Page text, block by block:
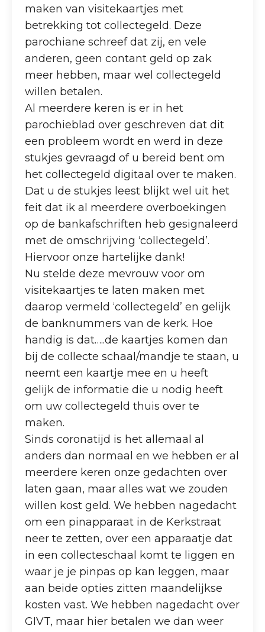
maken van visitekaartjes met
betrekking tot collectegeld. Deze
parochiane schreef dat zij, en vele
anderen, geen contant geld op zak
meer hebben, maar wel collectegeld
willen betalen.
Al meerdere keren is er in het
parochieblad over geschreven dat dit
een probleem wordt en werd in deze
stukjes gevraagd of u bereid bent om
het collectegeld digitaal over te maken.
Dat u de stukjes leest blijkt wel uit het
feit dat ik al meerdere overboekingen
op de bankafschriften heb gesignaleerd
met de omschrijving ‘collectegeld’.
Hiervoor onze hartelijke dank!
Nu stelde deze mevrouw voor om
visitekaartjes te laten maken met
daarop vermeld ‘collectegeld’ en gelijk
de banknummers van de kerk. Hoe
handig is dat…..de kaartjes komen dan
bij de collecte schaal/mandje te staan, u
neemt een kaartje mee en u heeft
gelijk de informatie die u nodig heeft
om uw collectegeld thuis over te
maken.
Sinds coronatijd is het allemaal al
anders dan normaal en we hebben er al
meerdere keren onze gedachten over
laten gaan, maar alles wat we zouden
willen kost geld. We hebben nagedacht
om een pinapparaat in de Kerkstraat
neer te zetten, over een apparaatje dat
in een collecteschaal komt te liggen en
waar je je pinpas op kan leggen, maar
aan beide opties zitten maandelijkse
kosten vast. We hebben nagedacht over
GIVT, maar hier betalen we dan weer